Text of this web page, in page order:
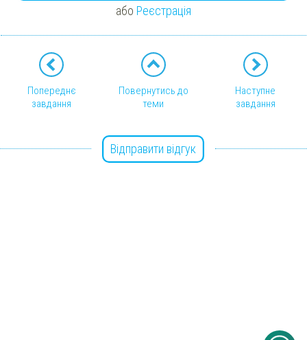
або Реєстрація
Попереднє
завдання
Повернутись до
теми
Наступне
завдання
Відправити відгук